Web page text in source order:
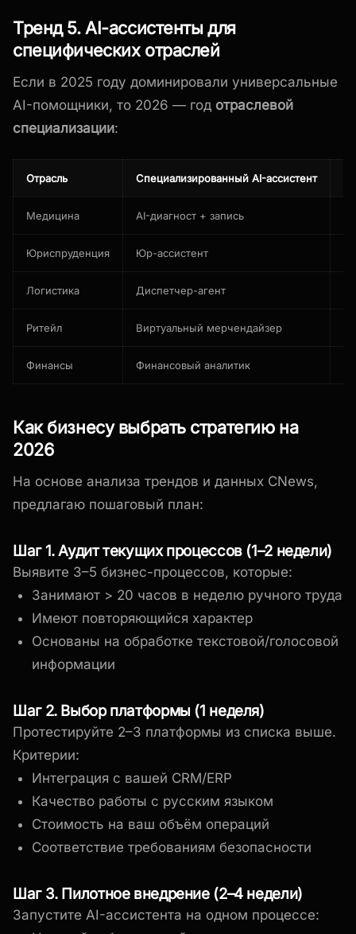
Тренд 5. AI-ассистенты для
специфических отраслей
Если в 2025 году доминировали универсальные
AI-помощники, то 2026 — год отраслевой
специализации:
Отрасль Специализированный AI-ассистент
Медицина AI-диагност + запись
Юриспруденция Юр-ассистент
Логистика Диспетчер-агент
Ритейл Виртуальный мерчендайзер
Финансы Финансовый аналитик
Как бизнесу выбрать стратегию на
2026
На основе анализа трендов и данных CNews,
предлагаю пошаговый план:
Шаг 1. Аудит текущих процессов (1–2 недели)
Выявите 3–5 бизнес-процессов, которые:
Занимают > 20 часов в неделю ручного труда
Имеют повторяющийся характер
Основаны на обработке текстовой/голосовой
информации
Шаг 2. Выбор платформы (1 неделя)
Протестируйте 2–3 платформы из списка выше.
Критерии:
Интеграция с вашей CRM/ERP
Качество работы с русским языком
Стоимость на ваш объём операций
Соответствие требованиям безопасности
Шаг 3. Пилотное внедрение (2–4 недели)
Запустите AI-ассистента на одном процессе: